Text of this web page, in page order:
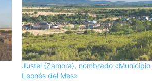
Justel (Zamora), nombrado «Municipio
Leonés del Mes»